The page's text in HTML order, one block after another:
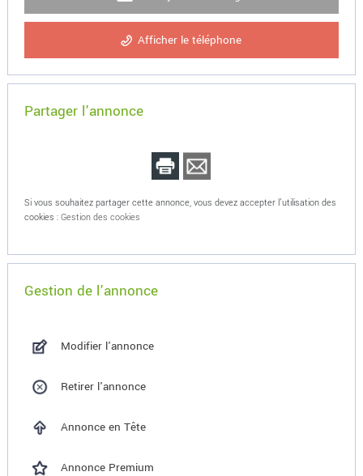
Afficher le téléphone
Partager l'annonce
Si vous souhaitez partager cette annonce, vous devez accepter l'utilisation des
cookies : Gestion des cookies
Gestion de l'annonce
Modifier l'annonce
Retirer l'annonce
Annonce en Tête
Annonce Premium